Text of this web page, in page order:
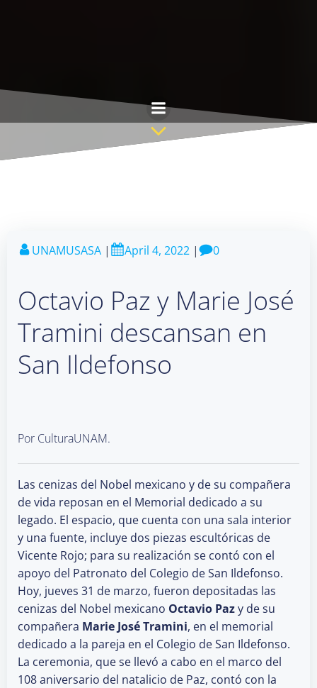
UNAMUSASA | April 4, 2022 | 0
Octavio Paz y Marie José
Tramini descansan en
San Ildefonso
Por CulturaUNAM.
Las cenizas del Nobel mexicano y de su compañera
de vida reposan en el Memorial dedicado a su
legado. El espacio, que cuenta con una sala interior
y una fuente, incluye dos piezas escultóricas de
Vicente Rojo; para su realización se contó con el
apoyo del Patronato del Colegio de San Ildefonso.
Hoy, jueves 31 de marzo, fueron depositadas las
cenizas del Nobel mexicano Octavio Pazy de su
compañera Marie José Tramini, en el memorial
dedicado a la pareja en el Colegio de San Ildefonso.
La ceremonia, que se llevó a cabo en el marco del
108 aniversario del natalicio de Paz, contó con la